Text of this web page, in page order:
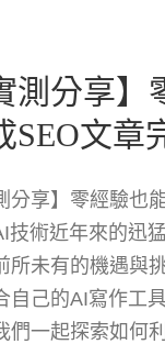
測分享
SEO文章
分享】零經驗也
技術近年來的迅
所未有的機遇與
自己的AI寫作工
們一起探索如何